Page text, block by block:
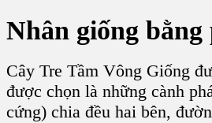
Nhân giống bằng
Cây Tre Tầm Vông Giống
được chọn là những cành
cứng) chia đều hai bên,